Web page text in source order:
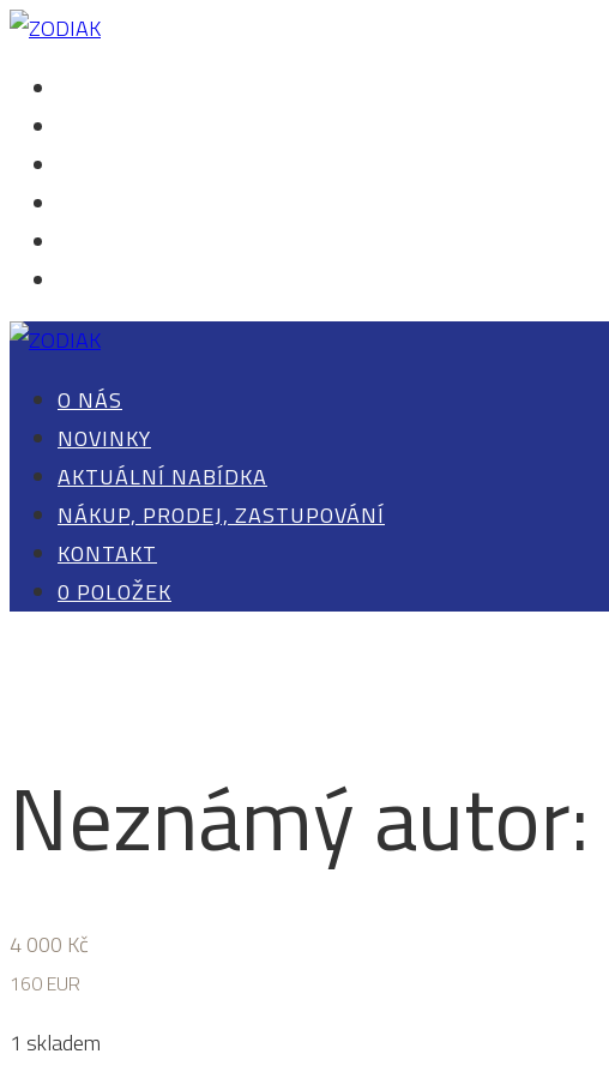
O NÁS
NOVINKY
AKTUÁLNÍ NABÍDKA
NÁKUP, PRODEJ, ZASTUPOVÁNÍ
KONTAKT
0 POLOŽEK
Neznámý
4 000 Kč
160 EUR
1 skladem